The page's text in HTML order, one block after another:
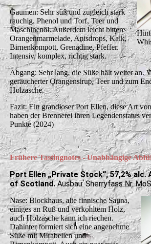
Gaumen: Sehr süß und zugleich stark
rauchig, Phenol und Torf, Teer und
Maschinenöl. Außerdem leicht bittere
Orangenmarmelade, Anisdrops, Kalk,
Birnenkompott, Grenadine, Pfeffer.
Intensiv, komplex, richtig stark.
Abgang: Sehr lang, die Süße hält weiter an.
geräucherter Orangensirup, Teer und zum
Holzasche.
Fazit: Ein grandioser Port Ellen, diese Art
haben der Brennerei ihren Legendenstatus
Punkte (2024)
Frühere Tastingnotes - Unabhängige
Port Ellen „Private Stock“, 57,2% alc.
of Scotland.Ausbau: Sherryfass Nr.
Nase: Blockhaus, alte finnische Sauna,
einiges an Ruß und verkohltem Holz,
auch Holzasche kann ich riechen.
Dahinter formiert sich eine angenehme
Süße mit Mirabellen und